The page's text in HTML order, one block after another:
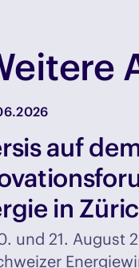
auf
in
und 21. August